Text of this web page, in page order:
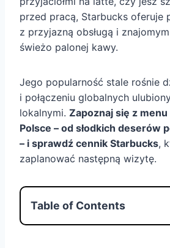
przed pracą, Starbucks oferuje
z przyjazną obsługą i
świeżo palonej kawy.
Jego popularność stale rośnie
i połączeniu globalnych
lokalnymi. Zapoznaj się z
Polsce – od słodkich deserów
– i sprawdź cennik Starbucks,
zaplanować następną wizytę.
Table of Contents